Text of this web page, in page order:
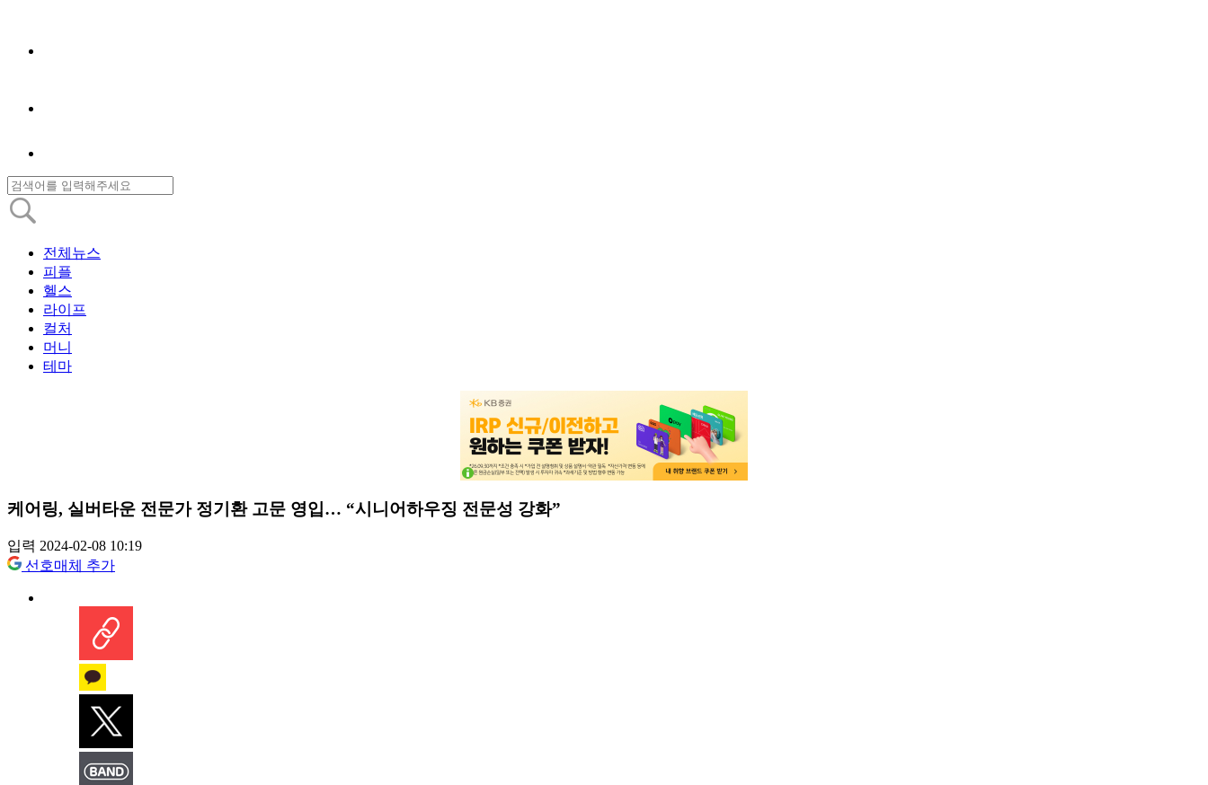
전체뉴스
피플
헬스
라이프
컬처
머니
테마
케어링, 실버타운 전문가 정기환 고문 영입… “시니어하우징 전문성 강화”
입력 2024-02-08 10:19
선호매체 추가